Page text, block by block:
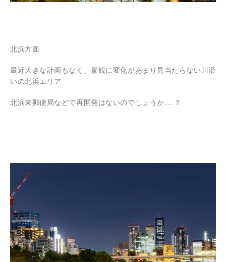
北浜方面
最近大きな計画もなく、景観に変化があまり見当たらない川沿
いの北浜エリア
北浜東郵便局などで再開発はないのでしょうか……？